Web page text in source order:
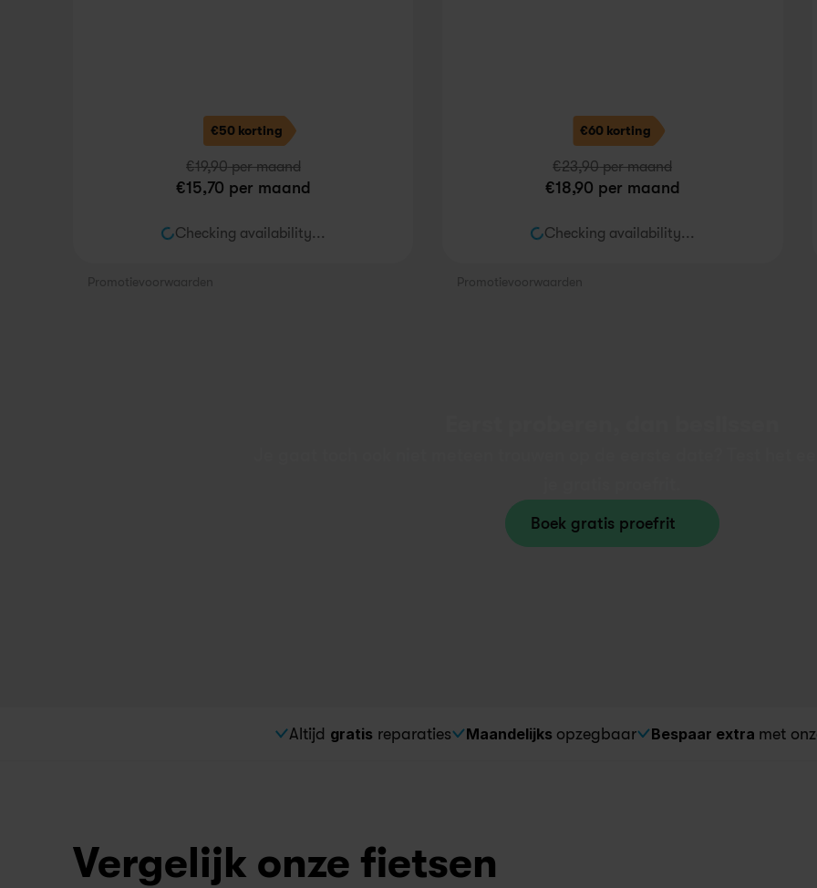
€19,90 per maand
€15,70 per maand
€50 korting
Checking availability...
€23,90 per maand
€18,90 per maand
€60 korting
Checking availability...
Boek gratis proefrit
Altijd gratis reparaties Maandelijks opzegbaar Bespaar extra met
Vergelijk onze fietsen